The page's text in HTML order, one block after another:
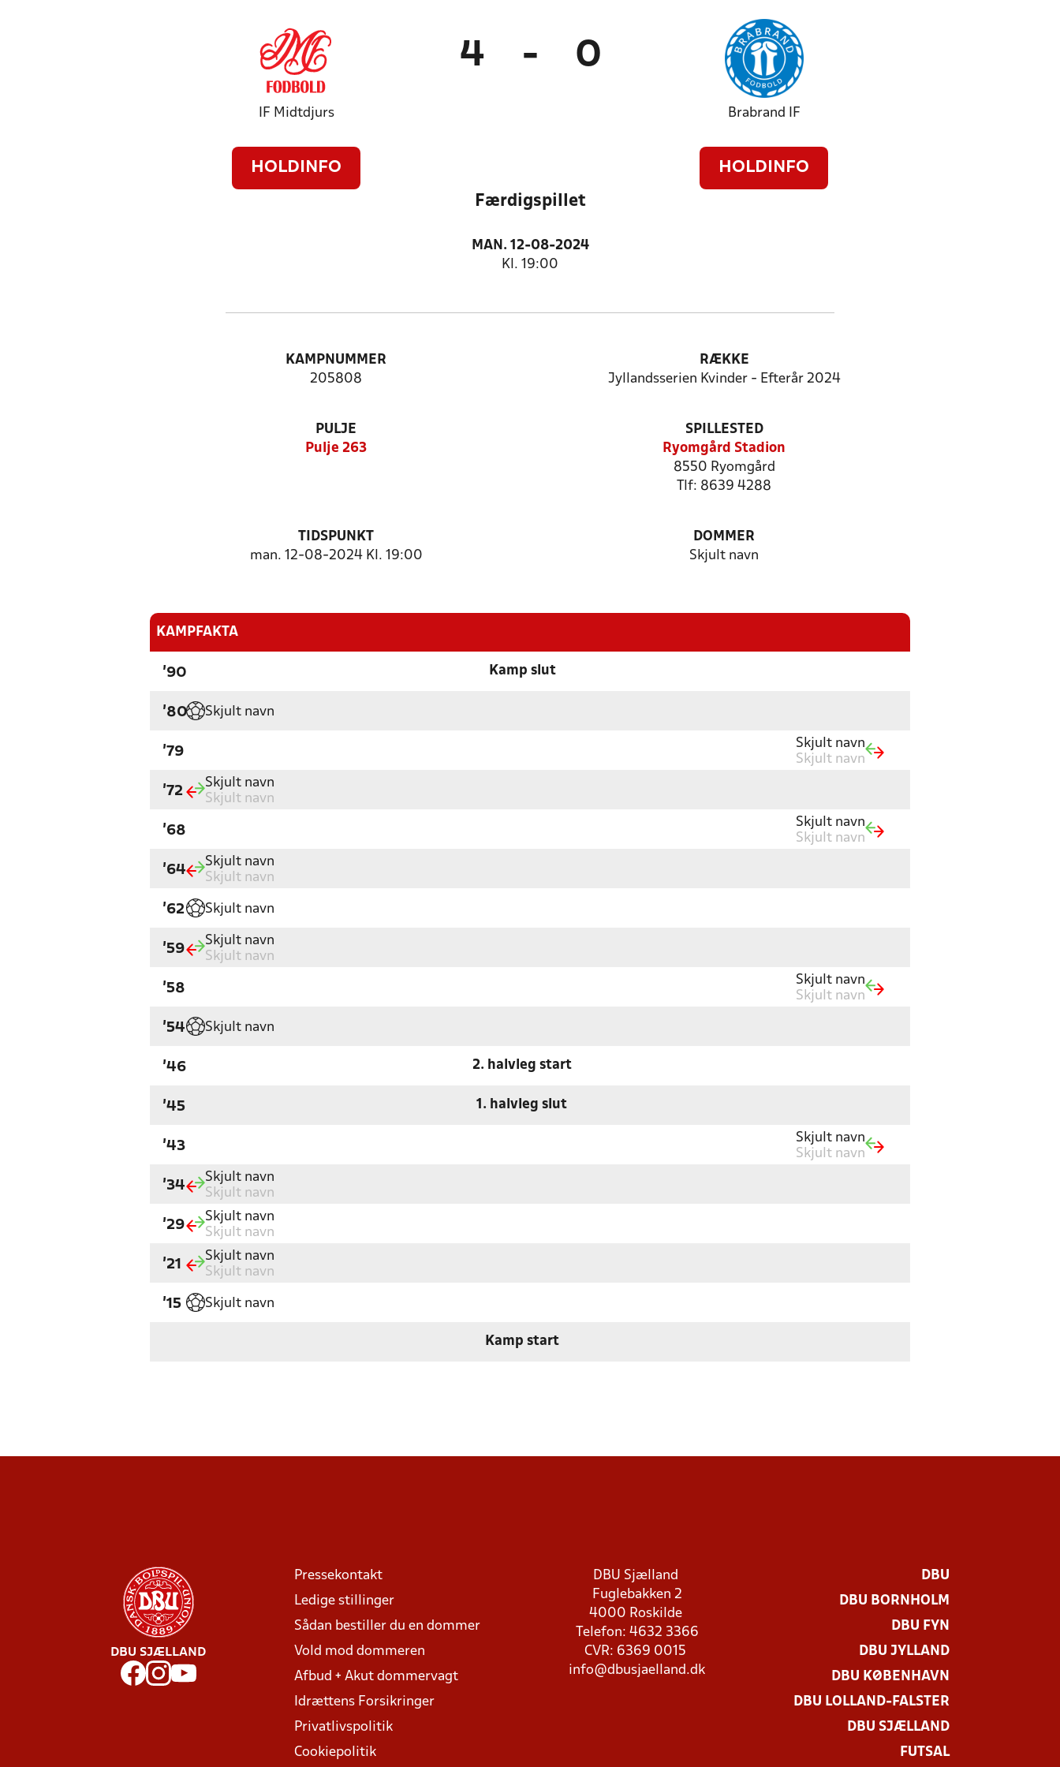
IF Midtdjurs
HOLDINFO
4 - 0
Brabrand IF
HOLDINFO
Færdigspillet
MAN. 12-08-2024
Kl. 19:00
KAMPNUMMER
205808
RÆKKE
Jyllandsserien Kvinder - Efterår 2024
PULJE
Pulje 263
SPILLESTED
Ryomgård Stadion
8550 Ryomgård
Tlf: 8639 4288
TIDSPUNKT
man. 12-08-2024 Kl. 19:00
DOMMER
Skjult navn
KAMPFAKTA
'90 Kamp slut
'80 Skjult navn
'79
Skjult navn
Skjult navn
'72
Skjult navn
Skjult navn
'68
Skjult navn
Skjult navn
'64
Skjult navn
Skjult navn
'62 Skjult navn
'59
Skjult navn
Skjult navn
'58
Skjult navn
Skjult navn
'54 Skjult navn
'46 2. halvleg start
'45 1. halvleg slut
'43
Skjult navn
Skjult navn
'34
Skjult navn
Skjult navn
'29
Skjult navn
Skjult navn
'21
Skjult navn
Skjult navn
'15 Skjult navn
Kamp start
DBU SJÆLLAND
Pressekontakt
Ledige stillinger
Sådan bestiller du en dommer
Vold mod dommeren
Afbud + Akut dommervagt
Idrættens Forsikringer
Privatlivspolitik
Cookiepolitik
DBU Sjælland
Fuglebakken 2
4000 Roskilde
Telefon: 4632 3366
CVR: 6369 0015
info@dbusjaelland.dk
DBU
DBU BORNHOLM
DBU FYN
DBU JYLLAND
DBU KØBENHAVN
DBU LOLLAND-FALSTER
DBU SJÆLLAND
FUTSAL